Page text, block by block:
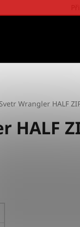
Svetr Wrangler HALF
HALF